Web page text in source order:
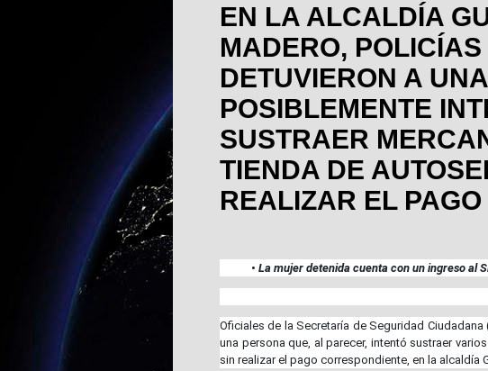
EN LA ALCALDÍA
MADERO,
DETUVIERON A
POSIBLEMENTE
SUSTRAER
TIENDA DE
REALIZAR EL PAGO
• La mujer detenida cuenta con un ingreso al
Oficiales de la Secretaría de Seguridad
una persona que, al parecer, intentó sustraer
sin realizar el pago correspondiente, en la alcaldía